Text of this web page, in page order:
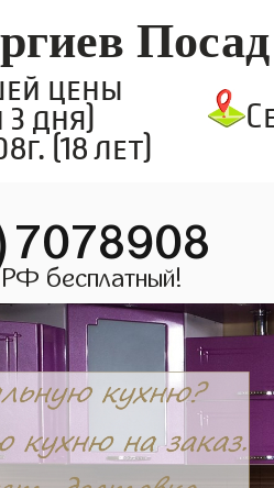
Посад
цены
дня)
(18 лет)
бесплатный!